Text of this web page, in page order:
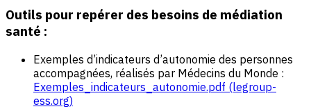
Outils pour repérer des besoins de médiation
santé :
Exemples d’indicateurs d’autonomie des personnes
accompagnées, réalisés par Médecins du Monde :
Exemples_indicateurs_autonomie.pdf (legroup-
ess.org)